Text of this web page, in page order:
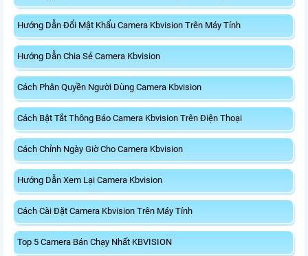
Hướng Dẫn Đổi Mật Khẩu Camera Kbvision Trên Máy Tính
Hướng Dẫn Chia Sẻ Camera Kbvision
Cách Phân Quyền Người Dùng Camera Kbvision
Cách Bật Tắt Thông Báo Camera Kbvision Trên Điện Thoại
Cách Chỉnh Ngày Giờ Cho Camera Kbvision
Hướng Dẫn Xem Lại Camera Kbvision
Cách Cài Đặt Camera Kbvision Trên Máy Tính
Top 5 Camera Bán Chạy Nhất KBVISION